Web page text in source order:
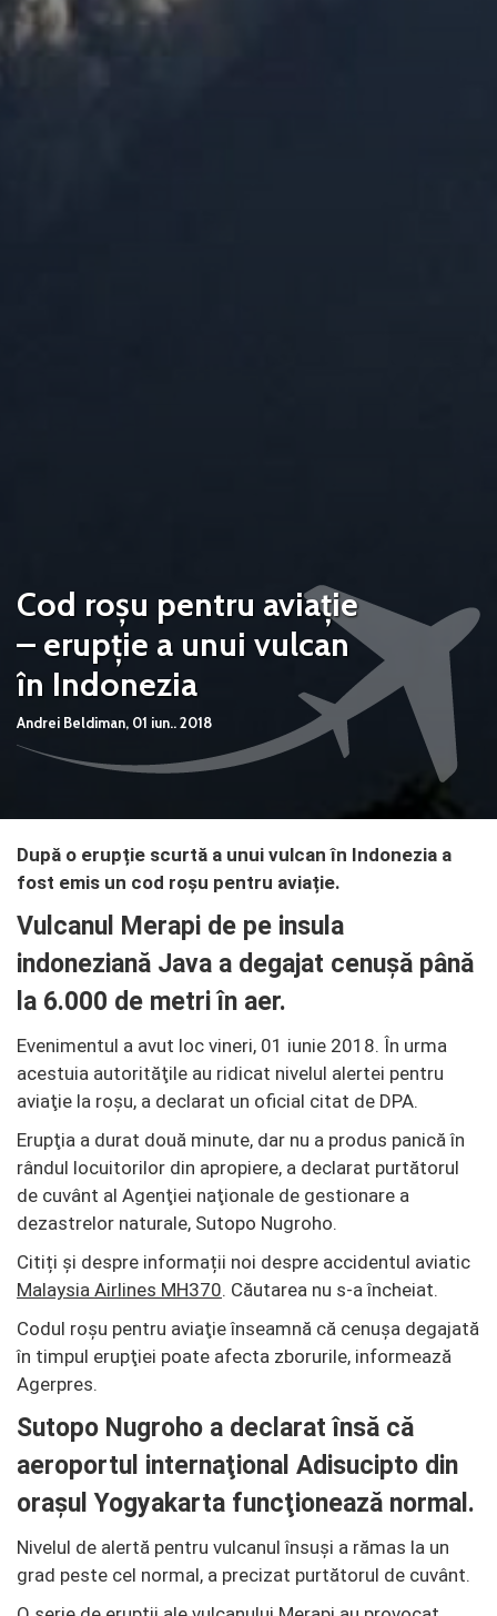
Cod roșu pentru aviație
– erupție a unui vulcan
în Indonezia
Andrei Beldiman, 01 iun.. 2018
După o erupție scurtă a unui vulcan în Indonezia a
fost emis un cod roșu pentru aviație.
Vulcanul Merapi de pe insula
indoneziană Java a degajat cenuşă până
la 6.000 de metri în aer.
Evenimentul a avut loc vineri, 01 iunie 2018. În urma
acestuia autorităţile au ridicat nivelul alertei pentru
aviaţie la roşu, a declarat un oficial citat de DPA.
Erupţia a durat două minute, dar nu a produs panică în
rândul locuitorilor din apropiere, a declarat purtătorul
de cuvânt al Agenţiei naţionale de gestionare a
dezastrelor naturale, Sutopo Nugroho.
Citiți și despre informații noi despre accidentul aviatic
Malaysia Airlines MH370. Căutarea nu s-a încheiat.
Codul roşu pentru aviaţie înseamnă că cenuşa degajată
în timpul erupţiei poate afecta zborurile, informează
Agerpres.
Sutopo Nugroho a declarat însă că
aeroportul internaţional Adisucipto din
oraşul Yogyakarta funcţionează normal.
Nivelul de alertă pentru vulcanul însuşi a rămas la un
grad peste cel normal, a precizat purtătorul de cuvânt.